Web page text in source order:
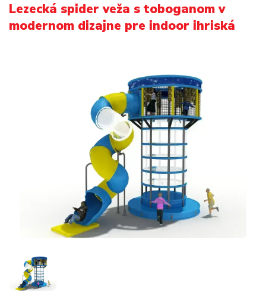
Lezecká spider veža s toboganom v
modernom dizajne pre indoor ihriská